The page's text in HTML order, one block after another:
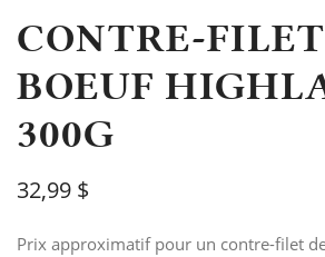
CONTRE-
BOEUF
300G
32,99 $
Prix approximatif pour un contre-filet